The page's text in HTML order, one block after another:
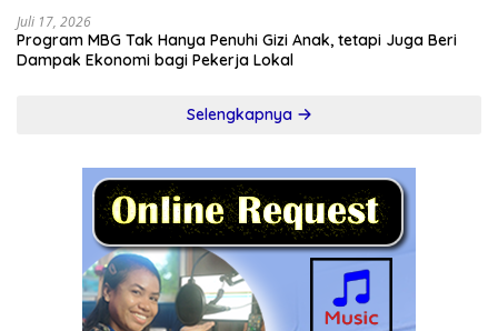
Juli 17, 2026
Program MBG Tak Hanya Penuhi Gizi Anak, tetapi Juga Beri
Dampak Ekonomi bagi Pekerja Lokal
Selengkapnya